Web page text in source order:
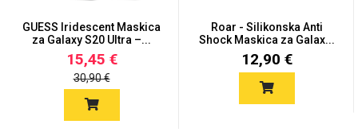
GUESS Iridescent Maskica
za Galaxy S20 Ultra –...
15,45 €
30,90 €
Roar - Silikonska Anti
Shock Maskica za Galax...
12,90 €